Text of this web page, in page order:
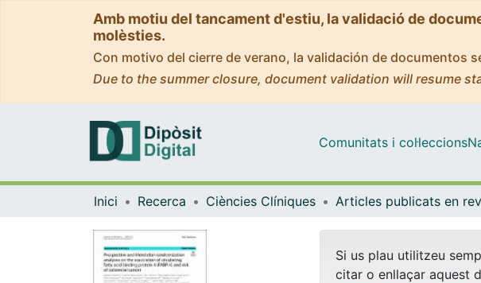
Amb motiu del tancament d'estiu, la validació de
molèsties.
Con motivo del cierre de verano, la validación de documentos
Due to the summer closure, document validation will resume
Comunitats i col·leccions
Inici Recerca Ciències Clíniques
Si us plau utilitzeu
citar o enllaçar aquest